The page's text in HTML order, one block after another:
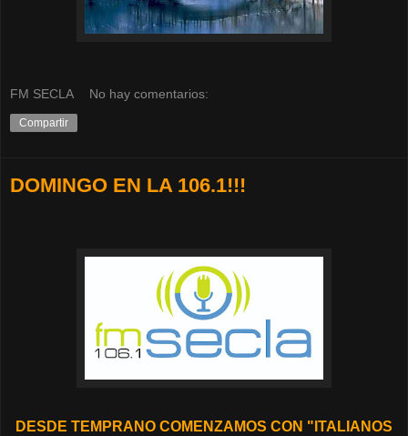
FM SECLA No hay comentarios:
Compartir
DOMINGO EN LA 106.1!!!
DESDE TEMPRANO COMENZAMOS CON "ITALIANOS